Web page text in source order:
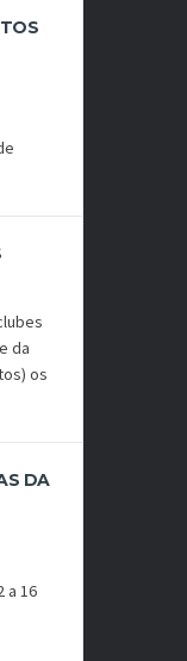
da
os
DA
a 16